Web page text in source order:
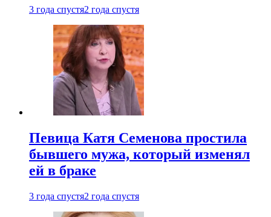
3 года спустя2 года спустя
Певица Катя Семенова простила
бывшего мужа, который изменял
ей в браке
3 года спустя2 года спустя